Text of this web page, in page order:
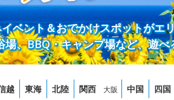
ベント＆おでかけスポットがエ
、BBQ・キャンプ場など、遊
越 東海 北陸 関西 大阪 中国 四国